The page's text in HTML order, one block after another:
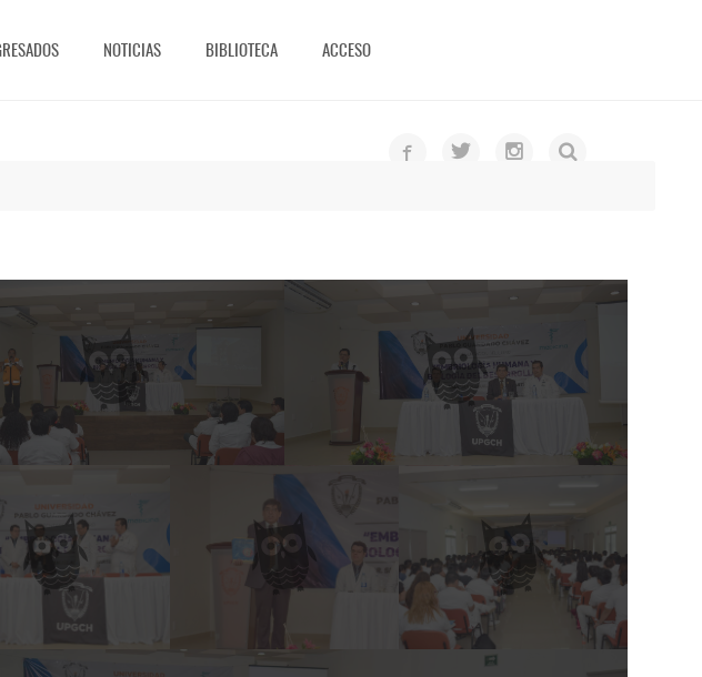
NOTICIAS BIBLIOTECA ACCESO